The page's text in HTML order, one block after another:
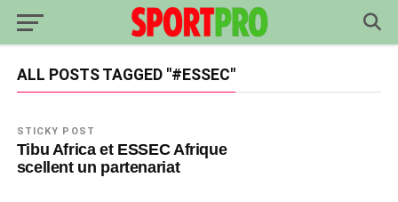
ALL POSTS TAGGED "#ESSEC"
STICKY POST
Tibu Africa et ESSEC Afrique
scellent un partenariat